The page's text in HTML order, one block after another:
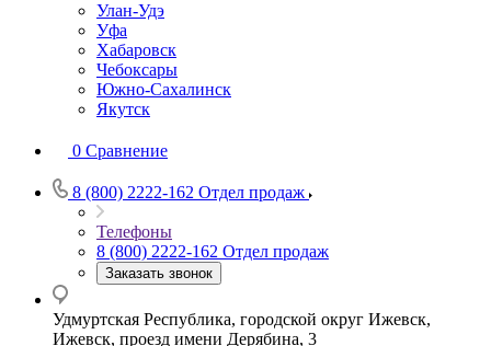
Улан-Удэ
Уфа
Хабаровск
Чебоксары
Южно-Сахалинск
Якутск
0 Сравнение
8 (800) 2222-162 Отдел продаж
Телефоны
8 (800) 2222-162 Отдел продаж
Заказать звонок
Удмуртская Республика, городской округ Ижевск,
Ижевск, проезд имени Дерябина, 3